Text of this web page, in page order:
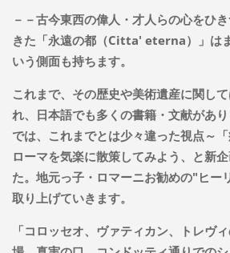
－－古今東西の偉人・才人らの心をひ
きた「永遠の都（Citta' eterna）」は
いう側面も持ちます。
これまで、その歴史や美術遺産に関し
れ、日本語でも多くの書籍・文献があ
では、これまでとは少々違った視点～
ローマを気楽に散策してみよう、と新
た。地元っ子・ロマーニお勧めの"ヒー
取り上げていきます。
「コロッセオ、ヴァティカン、トレヴ